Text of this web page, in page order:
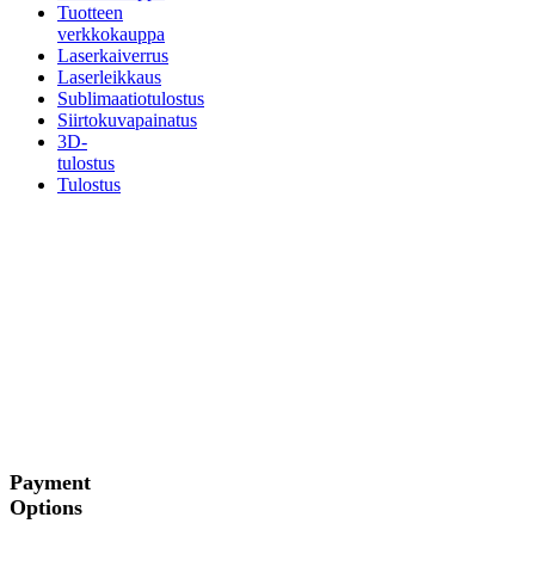
Tuotteen
verkkokauppa
Laserkaiverrus
Laserleikkaus
Sublimaatiotulostus
Siirtokuvapainatus
3D-
tulostus
Tulostus
Payment
Options